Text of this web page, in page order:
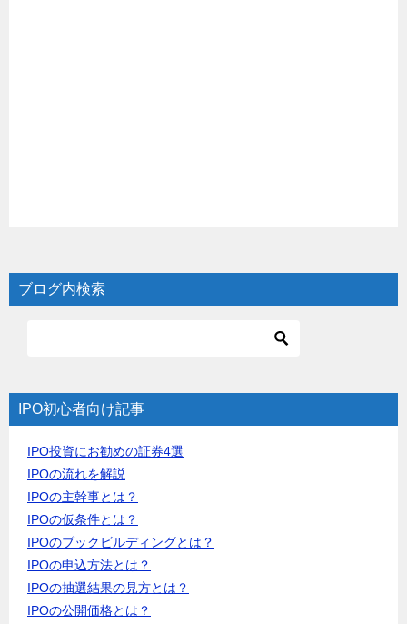
ブログ内検索
IPO初心者向け記事
IPO投資にお勧めの証券4選
IPOの流れを解説
IPOの主幹事とは？
IPOの仮条件とは？
IPOのブックビルディングとは？
IPOの申込方法とは？
IPOの抽選結果の見方とは？
IPOの公開価格とは？